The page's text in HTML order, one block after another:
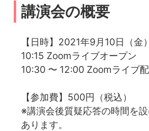
講演会の概要
【日時】2021年9月10日（金）
10:15 Zoomライブオープン
10:30 〜 12:00 Zoomライブ
【参加費】500円（税込）
※講演会後質疑応答の時間を
あります。